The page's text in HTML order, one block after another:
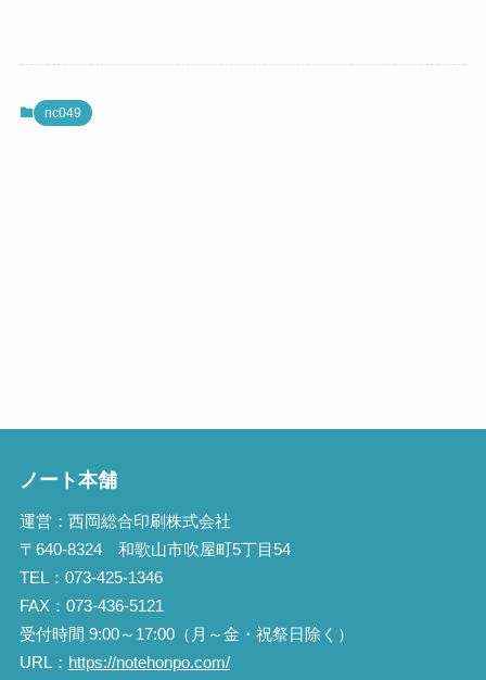
nc049
ノート本舗
運営：西岡総合印刷株式会社
〒640-8324 和歌山市吹屋町5丁目54
TEL：073-425-1346
FAX：073-436-5121
受付時間 9:00～17:00（月～金・祝祭日除く）
URL： https://notehonpo.com/